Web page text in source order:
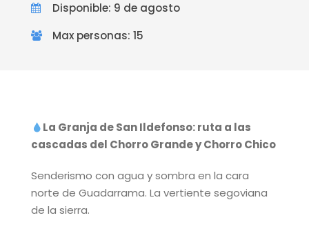
Disponible: 9 de agosto
Max personas: 15
La Granja de San Ildefonso: ruta a las
cascadas del Chorro Grande y Chorro Chico
Senderismo con agua y sombra en la cara
norte de Guadarrama. La vertiente segoviana
de la sierra.